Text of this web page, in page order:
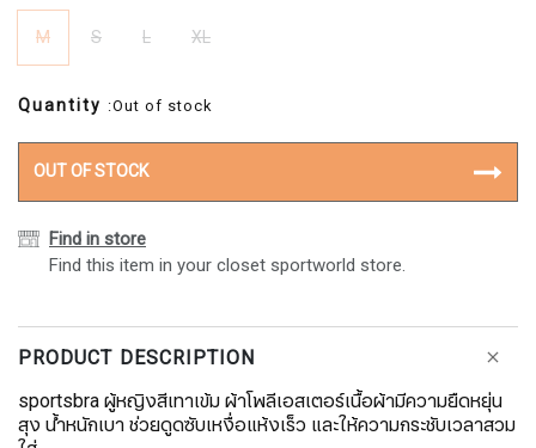
M S L XL
Quantity :Out of stock
OUT OF STOCK
Find in store
Find this item in your closet sportworld store.
PRODUCT DESCRIPTION
sportsbra ผู้หญิงสีเทาเข้ม ผ้าโพลีเอสเตอร์เนื้อผ้ามีความยืดหยุ่น
สุง น้ำหนักเบา ช่วยดูดซับเหงื่อแห้งเร็ว และให้ความกระชับเวลาสวม